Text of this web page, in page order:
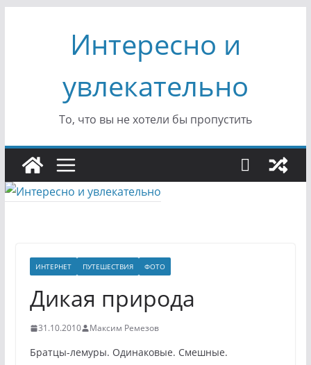
содержимомуИнтересно и
увлекательно
То, что вы не хотели бы пропустить
ИНТЕРНЕТ ПУТЕШЕСТВИЯ ФОТО
Дикая природа
31.10.2010 Максим Ремезов
Братцы-лемуры. Одинаковые. Смешные.